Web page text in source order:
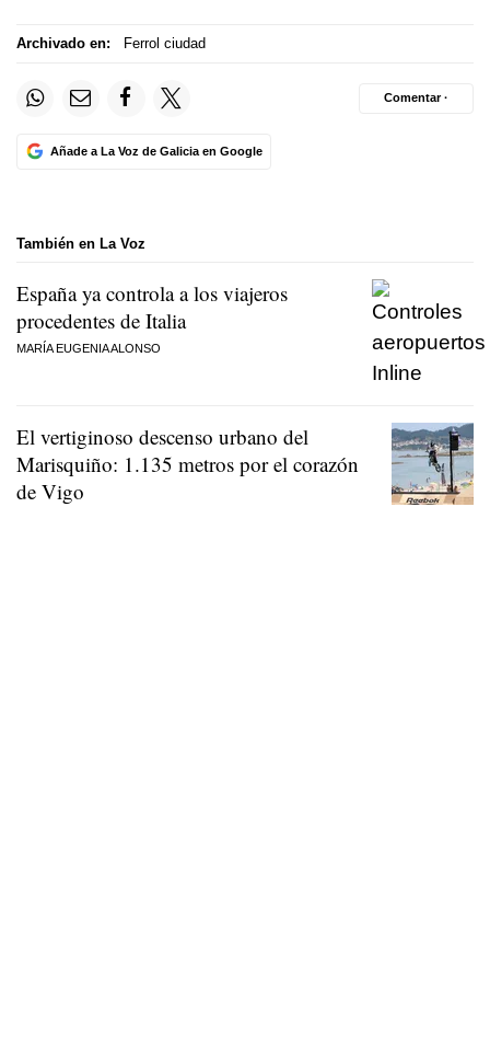
Archivado en: Ferrol ciudad
Añade a La Voz de Galicia en Google
Comentar ·
También en La Voz
España ya controla a los viajeros
procedentes de Italia
MARÍA EUGENIA ALONSO
El vertiginoso descenso urbano del
Marisquiño: 1.135 metros por el corazón
de Vigo